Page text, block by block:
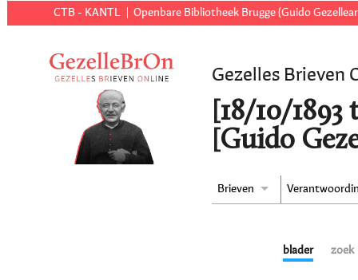
CTB - KANTL Openbare Bibliotheek Brugge (Guido
Gezelles Brieven
[18/10/
[Guido
Brieven
blader zoek